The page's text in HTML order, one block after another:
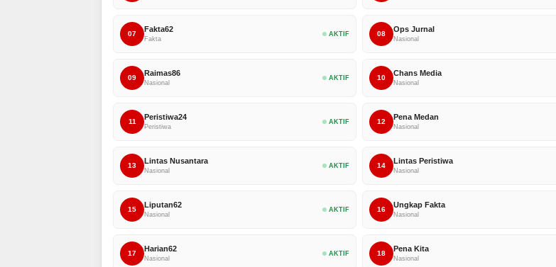
07
Fakta62
Fakta
AKTIF 08
Ops Jurnal
Nasional
09
Raimas86
Nasional
AKTIF 10
Chans Media
Nasional
11
Peristiwa24
Peristiwa
AKTIF 12
Pena Medan
Nasional
13
Lintas Nusantara
Nasional
AKTIF 14
Lintas Peristiwa
Nasional
15
Liputan62
Nasional
AKTIF 16
Ungkap Fakta
Nasional
17
Harian62
Nasional
AKTIF 18
Pena Kita
Nasional